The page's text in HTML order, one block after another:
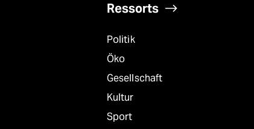
unterstützen
abo
genossenschaft
Ressorts
Politik
Öko
Gesellschaft
Kultur
Sport